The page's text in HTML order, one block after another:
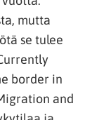
mutta
se tulee
border in
and